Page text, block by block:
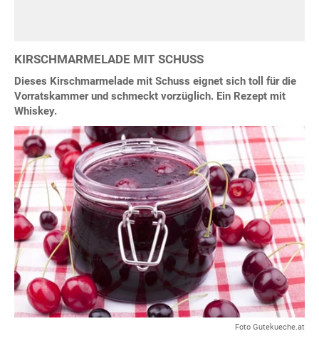
KIRSCHMARMELADE MIT SCHUSS
Dieses Kirschmarmelade mit Schuss eignet sich toll für die
Vorratskammer und schmeckt vorzüglich. Ein Rezept mit
Whiskey.
Foto Gutekueche.at